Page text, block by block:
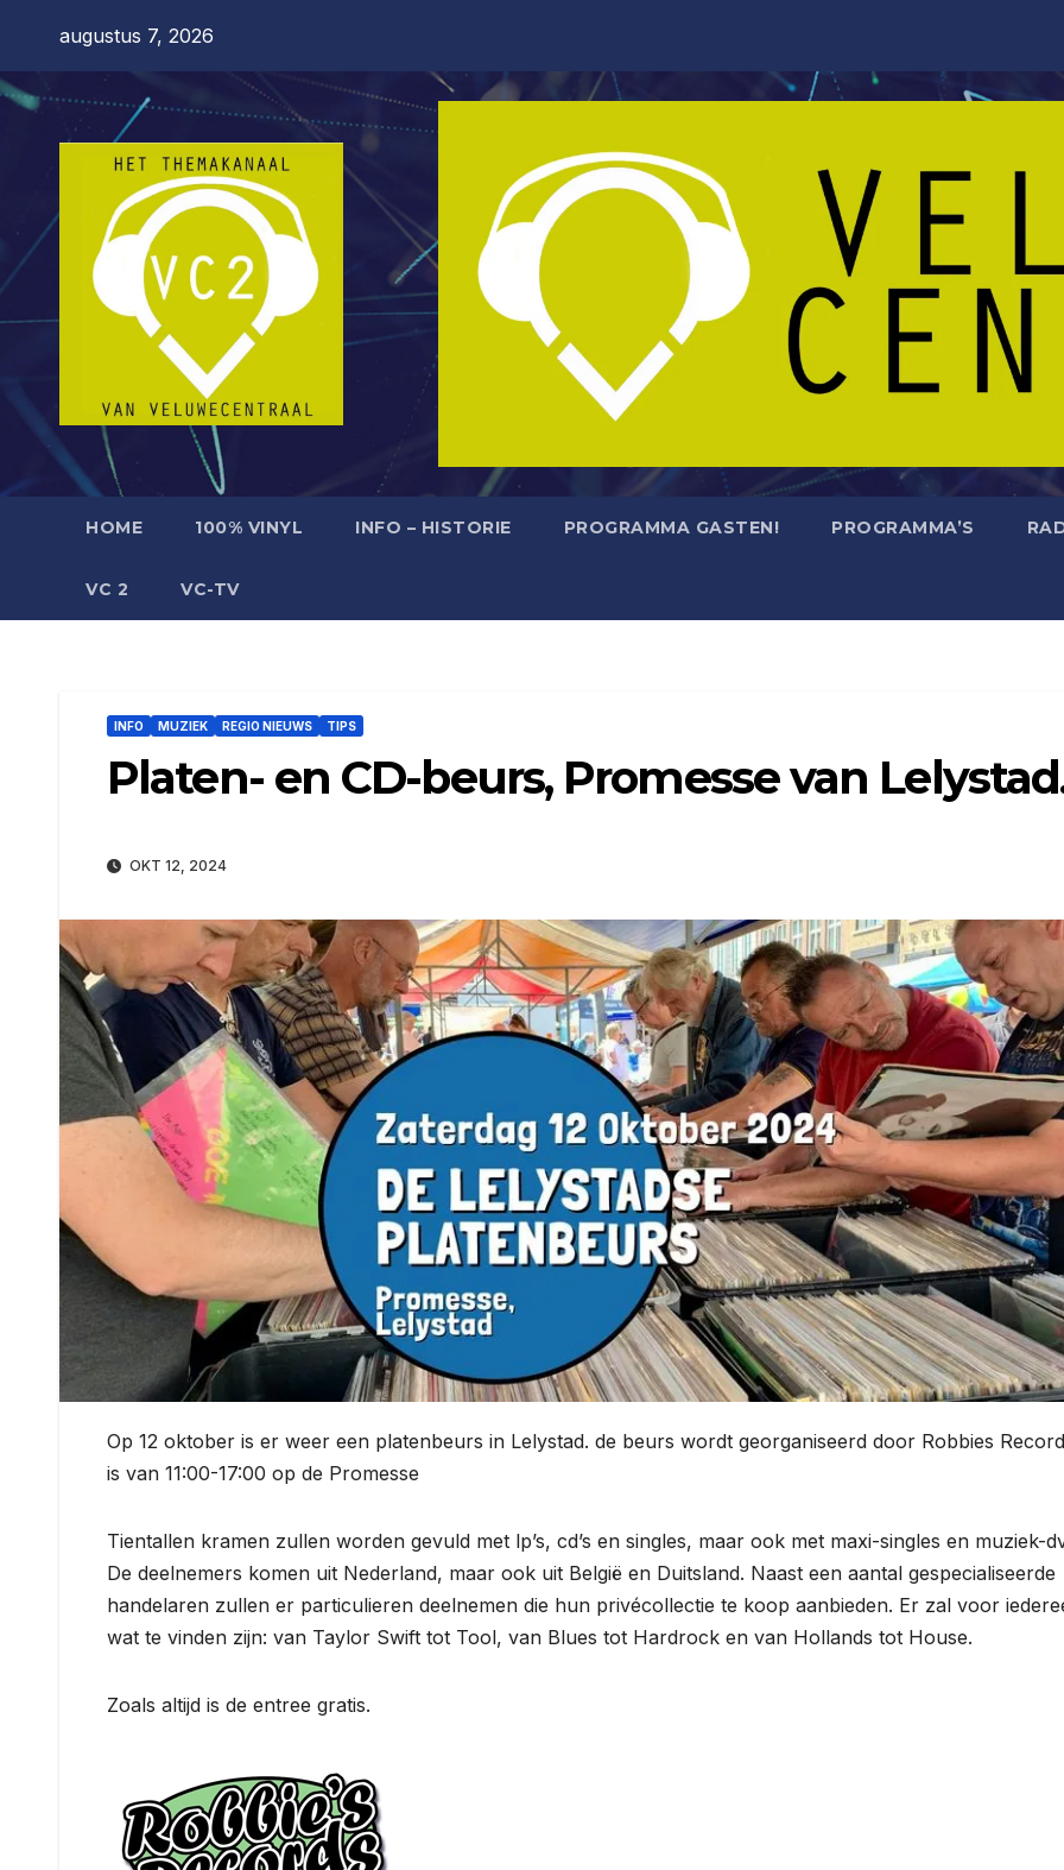
de
augustus 7, 2026
HOME 100% VINYL INFO – HISTORIE PROGRAMMA GASTEN! PROGRAMMA’S
VC 2 VC-TV
INFO MUZIEK REGIO NIEUWS TIPS
Platen- en CD-beurs, Promesse van
OKT 12, 2024
Op 12 oktober is er weer een platenbeurs in Lelystad. de beurs wordt georganiseerd door Robbies
is van 11:00-17:00 op de Promesse
Tientallen kramen zullen worden gevuld met lp’s, cd’s en singles, maar ook met maxi-singles en muziek-
De deelnemers komen uit Nederland, maar ook uit België en Duitsland. Naast een aantal gespecialiseerde
handelaren zullen er particulieren deelnemen die hun privécollectie te koop aanbieden. Er zal voor
wat te vinden zijn: van Taylor Swift tot Tool, van Blues tot Hardrock en van Hollands tot House.
Zoals altijd is de entree gratis.